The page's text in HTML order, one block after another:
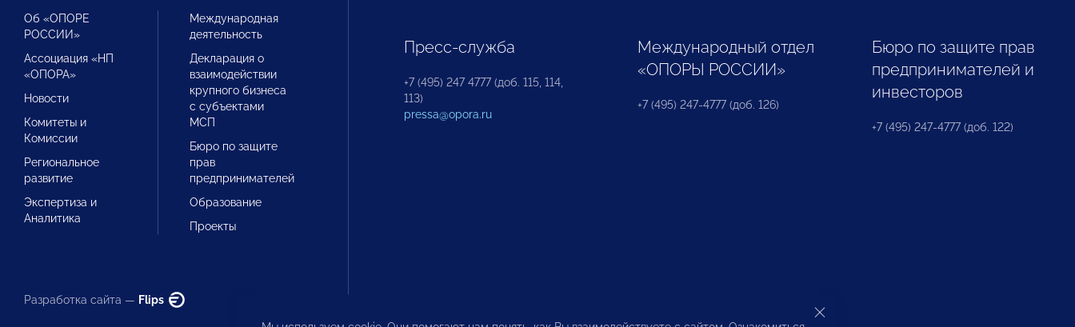
Об «ОПОРЕ
РОССИИ»
Ассоциация «НП
«ОПОРА»
Новости
Комитеты и
Комиссии
Региональное
развитие
Экспертиза и
Аналитика
Международная
деятельность
Декларация о
взаимодействии
крупного бизнеса
с субъектами
МСП
Бюро по защите
прав
предпринимателей
Образование
Проекты
Разработка сайта — Flips
Пресс-служба
+7 (495) 247 4777 (доб. 115, 114,
113)
pressa@opora.ru
Международный отдел
«ОПОРЫ РОССИИ»
+7 (495) 247-4777 (доб. 126)
Бюро по защите прав
предпринимателей и
инвесторов
+7 (495) 247-4777 (доб. 122)